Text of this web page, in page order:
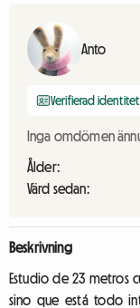
Anto
Verifierad identitet
Inga omdömen
Ålder:
Värd sedan:
Beskrivning
Estudio de 23 metros
sino que está todo